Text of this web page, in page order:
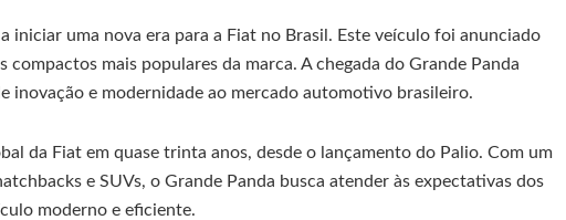
iniciar uma nova era para a Fiat no Brasil. Este veículo foi anunciado
mais populares da marca. A chegada do Grande Panda
inovação e modernidade ao mercado automotivo brasileiro.
da Fiat em quase trinta anos, desde o lançamento do Palio. Com um
e SUVs, o Grande Panda busca atender às expectativas dos
moderno e eficiente.